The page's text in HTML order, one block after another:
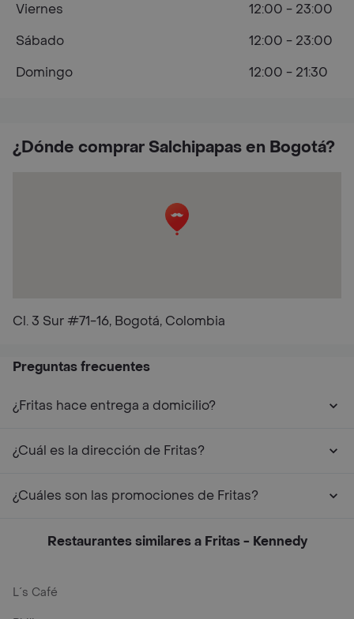
¿Dónde comprar Salchipapas en Bogotá?
Cl. 3 Sur #71-16, Bogotá, Colombia
Viernes
12:00 - 23:00
Sábado
12:00 - 23:00
Domingo
12:00 - 21:30
Preguntas frecuentes
¿Fritas hace entrega a domicilio?
¿Cuál es la dirección de Fritas?
¿Cuáles son las promociones de Fritas?
Restaurantes similares a Fritas - Kennedy
L´s Café